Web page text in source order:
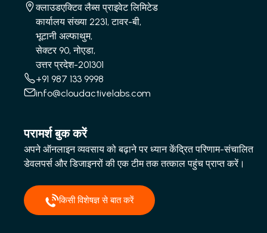
क्लाउडएक्टिव लैब्स प्राइवेट लिमिटेड
कार्यालय संख्या 2231, टावर-बी,
भूटानी अल्फाथुम,
सेक्टर 90, नोएडा,
उत्तर प्रदेश-201301
+91 987 133 9998
info@cloudactivelabs.com
परामर्श बुक करें
अपने ऑनलाइन व्यवसाय को बढ़ाने पर ध्यान केंद्रित परिणाम-संचालित
डेवलपर्स और डिजाइनरों की एक टीम तक तत्काल पहुंच प्राप्त करें।
किसी विशेषज्ञ से बात करें